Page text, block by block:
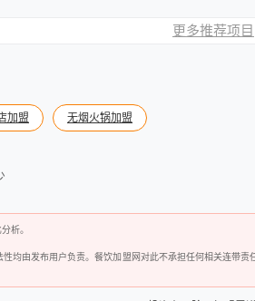
更多推荐项目
加盟 无烟火锅加盟
析。
均由发布用户负责。餐饮加盟网对此不承担任何相关连